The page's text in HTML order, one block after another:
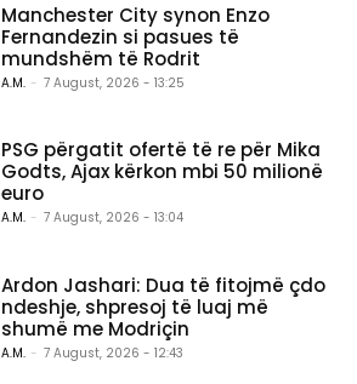
Manchester City synon Enzo
Fernandezin si pasues të
mundshëm të Rodrit
A.M. - 7 August, 2026 - 13:25
PSG përgatit ofertë të re për Mika
Godts, Ajax kërkon mbi 50 milionë
euro
A.M. - 7 August, 2026 - 13:04
Ardon Jashari: Dua të fitojmë çdo
ndeshje, shpresoj të luaj më
shumë me Modriçin
A.M. - 7 August, 2026 - 12:43